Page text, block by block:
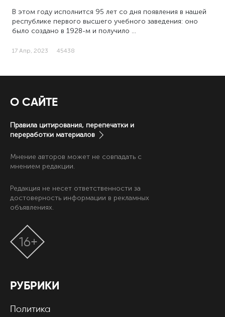
В этом году исполнится 95 лет со дня появления в нашей
республике первого высшего учебного заведения: оно
было создано в 1928-м и получило …
17 Апр, 2023 45438
О САЙТЕ
Правила цитирования, перепечатки и
переработки материалов
Мнение авторов может не совпадать с
мнением редакции.
Редакция не несет ответственности за
достоверность информации в рекламных
объявлениях.
РУБРИКИ
Политика
16+